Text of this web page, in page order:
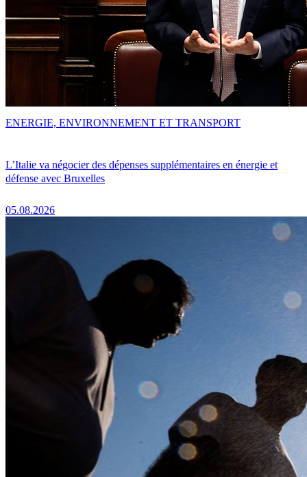
L’Italie va négocier des dépenses supplémentaires en énergie et
défense avec Bruxelles
05.08.2026
ENERGIE, ENVIRONNEMENT ET TRANSPORT